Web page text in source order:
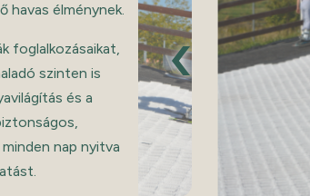
‹
havas élménynek.
foglalkozásaikat,
szinten is
és a
nap nyitva